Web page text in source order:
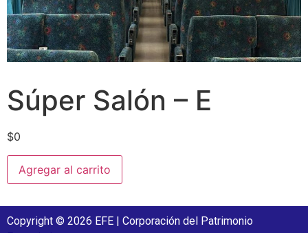
Súper Salón – E
$0
Agregar al carrito
Copyright © 2026 EFE | Corporación del Patrimonio